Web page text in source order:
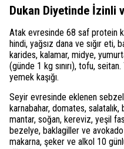
Dukan Diyetinde İzinli
Atak evresinde 68 saf protein
hindi, yağsız dana ve sığır eti,
karides, kalamar, midye,
(günde 1 kg sınırı), tofu,
yemek kaşığı.
Seyir evresinde eklenen
karnabahar, domates,
mantar, soğan, kereviz, yeşil
bezelye, baklagiller ve
makarna, şeker ve alkol 10